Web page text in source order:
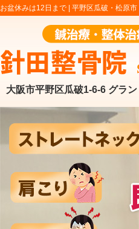
お盆休みは12日まで | 平野区瓜破・松原
大阪市平野区瓜破1-6-6 グラ